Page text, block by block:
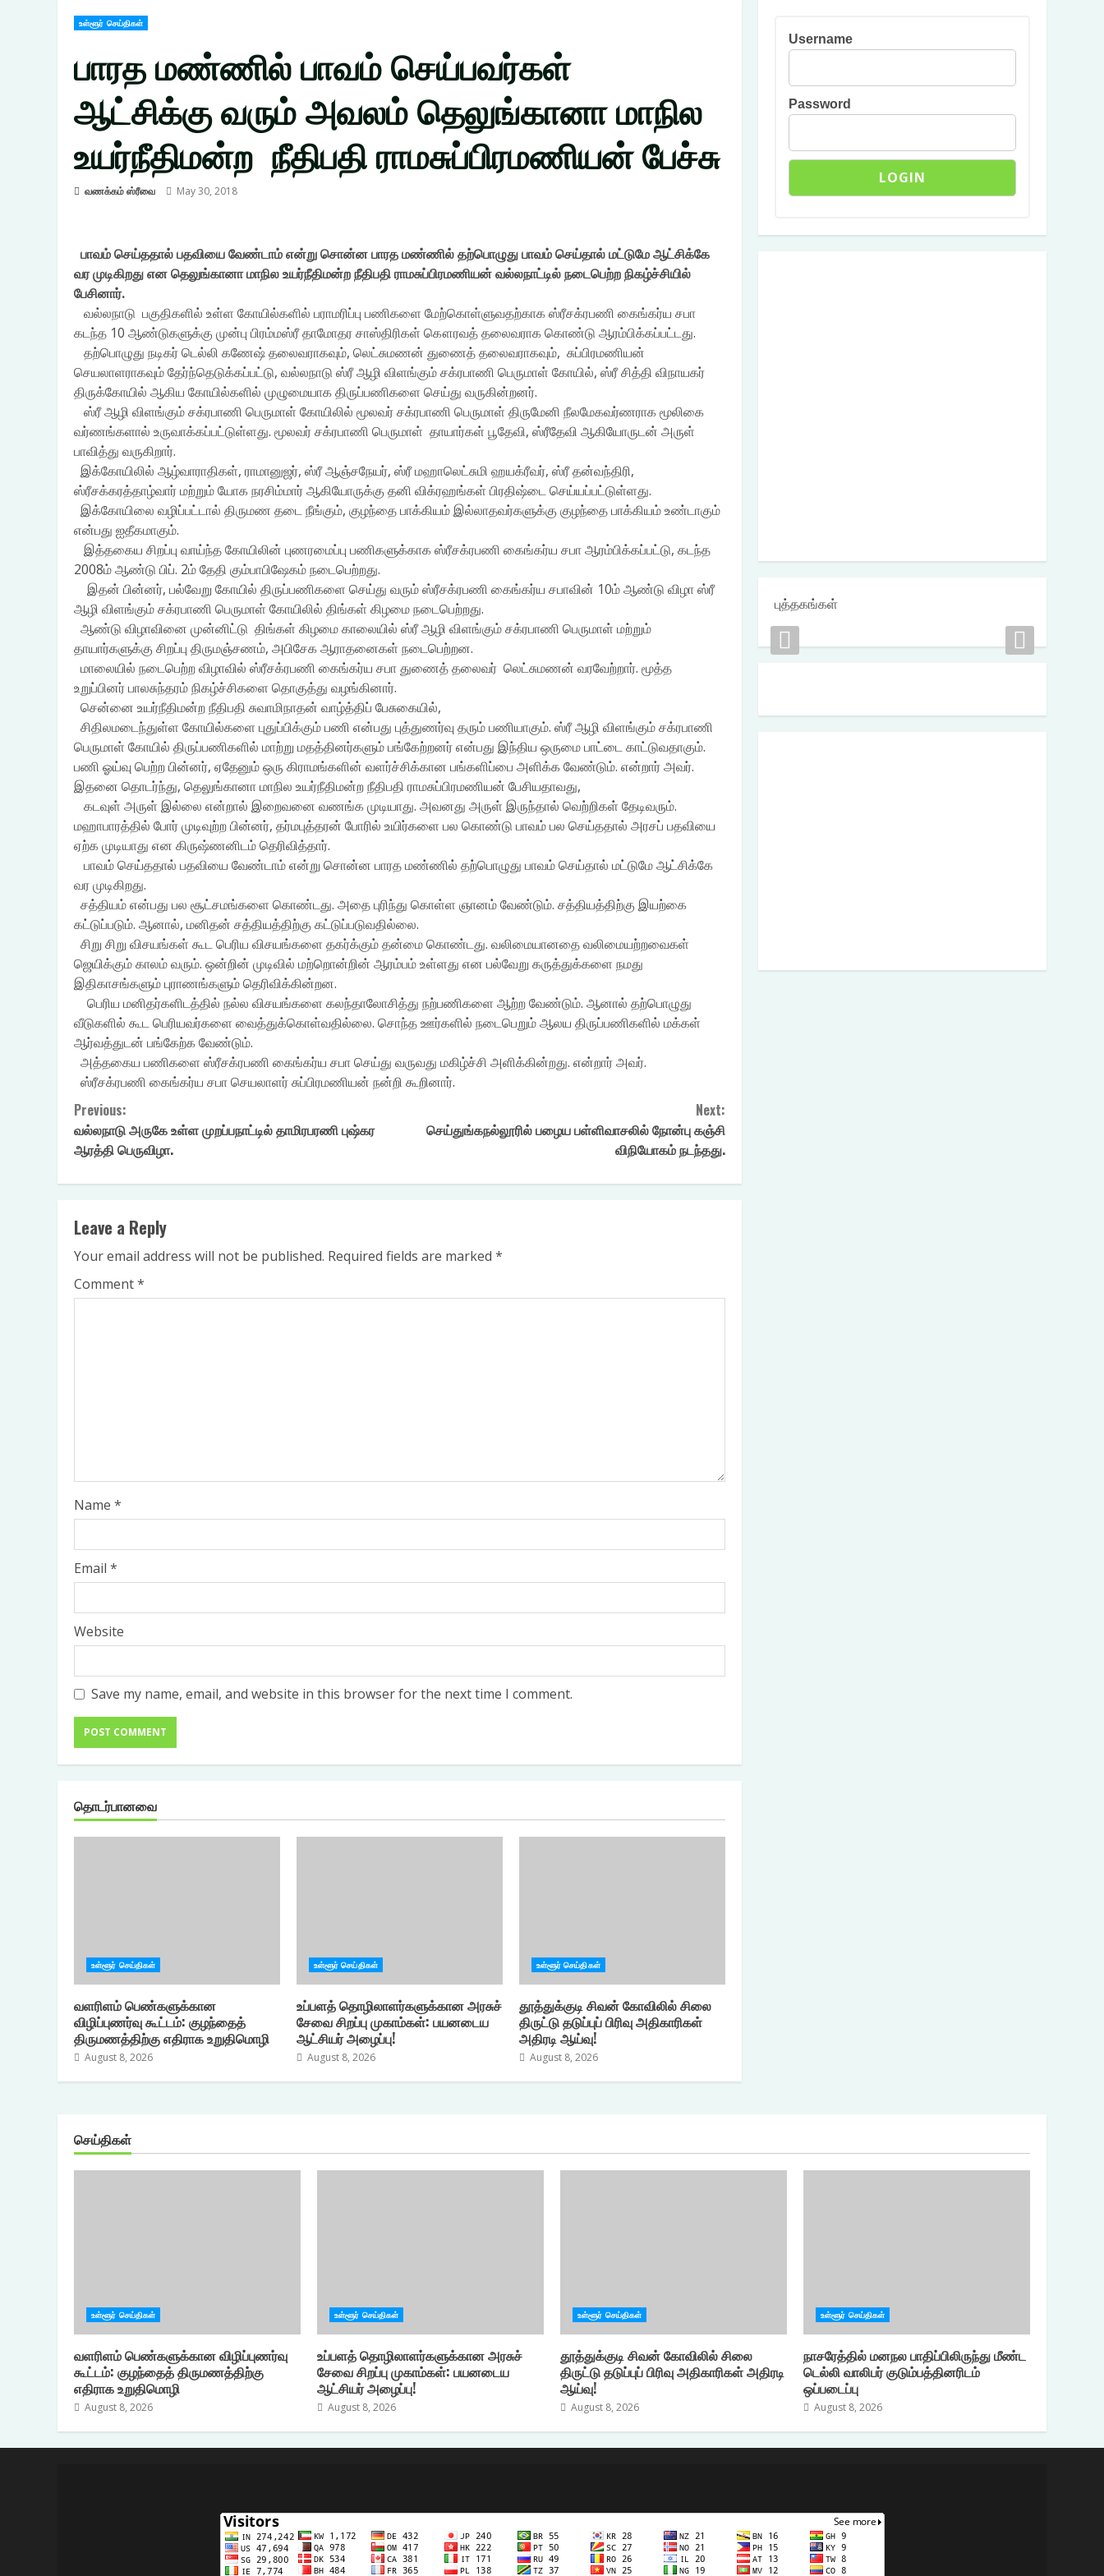
உள்ளூர் செய்திகள்
பாரத மண்ணில் பாவம் செய்பவர்கள்
ஆட்சிக்கு வரும் அவலம் தெலுங்கானா மாநில
உயர்நீதிமன்ற நீதிபதி ராமசுப்பிரமணியன் பேச்சு
வணக்கம் ஸ்ரீவை May 30, 2018
பாவம் செய்ததால் பதவியை வேண்டாம் என்று சொன்ன பாரத மண்ணில் தற்பொழுது பாவம் செய்தால் மட்டுமே ஆட்சிக்கே
வர முடிகிறது என தெலுங்கானா மாநில உயர்நீதிமன்ற நீதிபதி ராமசுப்பிரமணியன் வல்லநாட்டில் நடைபெற்ற நிகழ்ச்சியில்
பேசினார்.
வல்லநாடு பகுதிகளில் உள்ள கோயில்களில் பராமரிப்பு பணிகளை மேற்கொள்ளுவதற்காக ஸ்ரீசக்ரபணி கைங்கர்ய சபா
கடந்த 10 ஆண்டுகளுக்கு முன்பு பிரம்மஸ்ரீ தாமோதர சாஸ்திரிகள் கௌரவத் தலைவராக கொண்டு ஆரம்பிக்கப்பட்டது.
தற்பொழுது நடிகர் டெல்லி கணேஷ் தலைவராகவும், லெட்சுமணன் துணைத் தலைவராகவும், சுப்பிரமணியன்
செயலாளராகவும் தேர்ந்தெடுக்கப்பட்டு, வல்லநாடு ஸ்ரீ ஆழி விளங்கும் சக்ரபாணி பெருமாள் கோயில், ஸ்ரீ சித்தி விநாயகர்
திருக்கோயில் ஆகிய கோயில்களில் முழுமையாக திருப்பணிகளை செய்து வருகின்றனர்.
ஸ்ரீ ஆழி விளங்கும் சக்ரபாணி பெருமாள் கோயிலில் மூலவர் சக்ரபாணி பெருமாள் திருமேனி நீலமேகவர்ணராக மூலிகை
வர்ணங்களால் உருவாக்கப்பட்டுள்ளது. மூலவர் சக்ரபாணி பெருமாள் தாயார்கள் பூதேவி, ஸ்ரீதேவி ஆகியோருடன் அருள்
பாவித்து வருகிறார்.
இக்கோயிலில் ஆழ்வாராதிகள், ராமானுஜர், ஸ்ரீ ஆஞ்சநேயர், ஸ்ரீ மஹாலெட்சுமி ஹயக்ரீவர், ஸ்ரீ தன்வந்திரி,
ஸ்ரீசக்கரத்தாழ்வார் மற்றும் யோக நரசிம்மார் ஆகியோருக்கு தனி விக்ரஹங்கள் பிரதிஷ்டை செய்யப்பட்டுள்ளது.
இக்கோயிலை வழிப்பட்டால் திருமண தடை நீங்கும், குழந்தை பாக்கியம் இல்லாதவர்களுக்கு குழந்தை பாக்கியம் உண்டாகும்
என்பது ஐதீகமாகும்.
இத்தகைய சிறப்பு வாய்ந்த கோயிலின் புணரமைப்பு பணிகளுக்காக ஸ்ரீசக்ரபணி கைங்கர்ய சபா ஆரம்பிக்கப்பட்டு, கடந்த
2008ம் ஆண்டு பிப். 2ம் தேதி கும்பாபிஷேகம் நடைபெற்றது.
இதன் பின்னர், பல்வேறு கோயில் திருப்பணிகளை செய்து வரும் ஸ்ரீசக்ரபணி கைங்கர்ய சபாவின் 10ம் ஆண்டு விழா ஸ்ரீ
ஆழி விளங்கும் சக்ரபாணி பெருமாள் கோயிலில் திங்கள் கிழமை நடைபெற்றது.
ஆண்டு விழாவினை முன்னிட்டு திங்கள் கிழமை காலையில் ஸ்ரீ ஆழி விளங்கும் சக்ரபாணி பெருமாள் மற்றும்
தாயார்களுக்கு சிறப்பு திருமஞ்சணம், அபிசேக ஆராதனைகள் நடைபெற்றன.
மாலையில் நடைபெற்ற விழாவில் ஸ்ரீசக்ரபணி கைங்கர்ய சபா துணைத் தலைவர் லெட்சுமணன் வரவேற்றார். மூத்த
உறுப்பினர் பாலசுந்தரம் நிகழ்ச்சிகளை தொகுத்து வழங்கினார்.
சென்னை உயர்நீதிமன்ற நீதிபதி சுவாமிநாதன் வாழ்த்திப் பேசுகையில்,
சிதிலமடைந்துள்ள கோயில்களை புதுப்பிக்கும் பணி என்பது புத்துணர்வு தரும் பணியாகும். ஸ்ரீ ஆழி விளங்கும் சக்ரபாணி
பெருமாள் கோயில் திருப்பணிகளில் மாற்று மதத்தினர்களும் பங்கேற்றனர் என்பது இந்திய ஒருமை பாட்டை காட்டுவதாகும்.
பணி ஓய்வு பெற்ற பின்னர், ஏதேனும் ஒரு கிராமங்களின் வளர்ச்சிக்கான பங்களிப்பை அளிக்க வேண்டும். என்றார் அவர்.
இதனை தொடர்ந்து, தெலுங்கானா மாநில உயர்நீதிமன்ற நீதிபதி ராமசுப்பிரமணியன் பேசியதாவது,
கடவுள் அருள் இல்லை என்றால் இறைவனை வணங்க முடியாது. அவனது அருள் இருந்தால் வெற்றிகள் தேடிவரும்.
மஹாபாரத்தில் போர் முடிவுற்ற பின்னர், தர்மபுத்தரன் போரில் உயிர்களை பல கொண்டு பாவம் பல செய்ததால் அரசப் பதவியை
ஏற்க முடியாது என கிருஷ்ணனிடம் தெரிவித்தார்.
பாவம் செய்ததால் பதவியை வேண்டாம் என்று சொன்ன பாரத மண்ணில் தற்பொழுது பாவம் செய்தால் மட்டுமே ஆட்சிக்கே
வர முடிகிறது.
சத்தியம் என்பது பல சூட்சமங்களை கொண்டது. அதை புரிந்து கொள்ள ஞானம் வேண்டும். சத்தியத்திற்கு இயற்கை
கட்டுப்படும். ஆனால், மனிதன் சத்தியத்திற்கு கட்டுப்படுவதில்லை.
சிறு சிறு விசயங்கள் கூட பெரிய விசயங்களை தகர்க்கும் தன்மை கொண்டது. வலிமையானதை வலிமையற்றவைகள்
ஜெயிக்கும் காலம் வரும். ஒன்றின் முடிவில் மற்றொன்றின் ஆரம்பம் உள்ளது என பல்வேறு கருத்துக்களை நமது
இதிகாசங்களும் புராணங்களும் தெரிவிக்கின்றன.
பெரிய மனிதர்களிடத்தில் நல்ல விசயங்களை கலந்தாலோசித்து நற்பணிகளை ஆற்ற வேண்டும். ஆனால் தற்பொழுது
வீடுகளில் கூட பெரியவர்களை வைத்துக்கொள்வதில்லை. சொந்த ஊர்களில் நடைபெறும் ஆலய திருப்பணிகளில் மக்கள்
ஆர்வத்துடன் பங்கேற்க வேண்டும்.
அத்தகைய பணிகளை ஸ்ரீசக்ரபணி கைங்கர்ய சபா செய்து வருவது மகிழ்ச்சி அளிக்கின்றது. என்றார் அவர்.
ஸ்ரீசக்ரபணி கைங்கர்ய சபா செயலாளர் சுப்பிரமணியன் நன்றி கூறினார்.
Continue
Reading
Previous:
வல்லநாடு அருகே உள்ள முறப்பநாட்டில் தாமிரபரணி புஷ்கர
ஆரத்தி பெருவிழா.
Next:
செய்துங்கநல்லூரில் பழைய பள்ளிவாசலில் நோன்பு கஞ்சி
விநியோகம் நடந்தது.
Leave a Reply
Your email address will not be published. Required fields are marked *
Comment*
Name *
Email *
Website
Save my name, email, and website in this browser for the next time I comment.
தொடர்பானவை
உள்ளூர் செய்திகள்
வளரிளம் பெண்களுக்கான
விழிப்புணர்வு கூட்டம்: குழந்தைத்
திருமணத்திற்கு எதிராக உறுதிமொழி
August 8, 2026
உள்ளூர் செய்திகள்
உப்பளத் தொழிலாளர்களுக்கான அரசுச்
சேவை சிறப்பு முகாம்கள்: பயனடைய
ஆட்சியர் அழைப்பு!
August 8, 2026
உள்ளூர் செய்திகள்
தூத்துக்குடி சிவன் கோவிலில் சிலை
திருட்டு தடுப்புப் பிரிவு அதிகாரிகள்
அதிரடி ஆய்வு!
August 8, 2026
Username
Password
புத்தகங்கள்
செய்திகள்
உள்ளூர் செய்திகள்
வளரிளம் பெண்களுக்கான விழிப்புணர்வு
கூட்டம்: குழந்தைத் திருமணத்திற்கு
எதிராக உறுதிமொழி
August 8, 2026
உள்ளூர் செய்திகள்
உப்பளத் தொழிலாளர்களுக்கான அரசுச்
சேவை சிறப்பு முகாம்கள்: பயனடைய
ஆட்சியர் அழைப்பு!
August 8, 2026
உள்ளூர் செய்திகள்
தூத்துக்குடி சிவன் கோவிலில் சிலை
திருட்டு தடுப்புப் பிரிவு அதிகாரிகள் அதிரடி
ஆய்வு!
August 8, 2026
உள்ளூர் செய்திகள்
நாசரேத்தில் மனநல பாதிப்பிலிருந்து மீண்ட
டெல்லி வாலிபர் குடும்பத்தினரிடம்
ஒப்படைப்பு
August 8, 2026